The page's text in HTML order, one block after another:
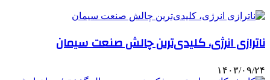
ناترازی‌ انرژی، کلیدی‌ترین چالش صنعت سیمان
۱۴۰۳/۰۹/۲۴